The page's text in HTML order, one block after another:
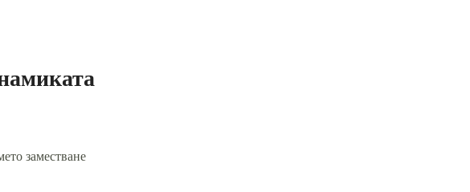
заместване